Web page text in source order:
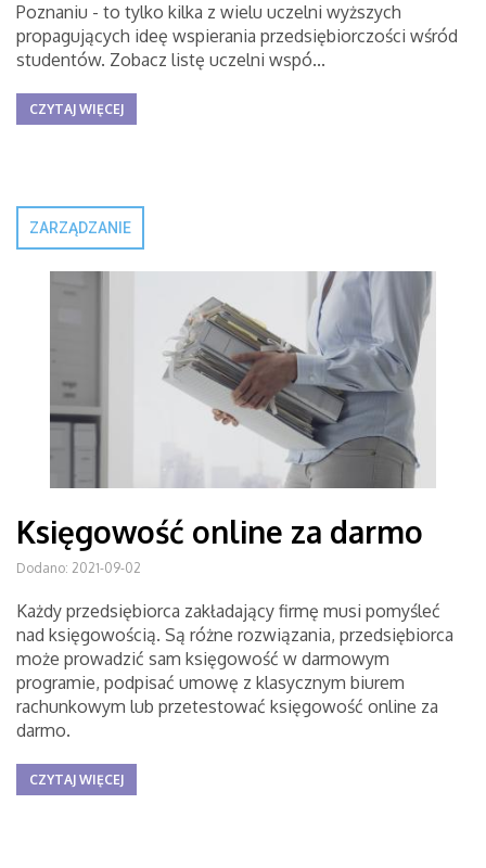
Poznaniu - to tylko kilka z wielu uczelni wyższych
propagujących ideę wspierania przedsiębiorczości wśród
studentów. Zobacz listę uczelni wspó...
CZYTAJ WIĘCEJ
ZARZĄDZANIE
Księgowość online za darmo
Dodano: 2021-09-02
Każdy przedsiębiorca zakładający firmę musi pomyśleć
nad księgowością. Są różne rozwiązania, przedsiębiorca
może prowadzić sam księgowość w darmowym
programie, podpisać umowę z klasycznym biurem
rachunkowym lub przetestować księgowość online za
darmo.
CZYTAJ WIĘCEJ